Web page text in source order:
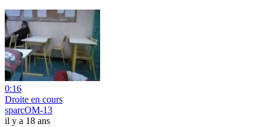
0:16
Droite en cours
sparcOM-13
il y a 18 ans